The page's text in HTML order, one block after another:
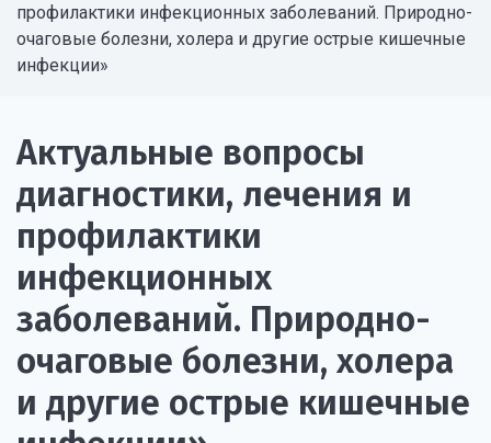
профилактики инфекционных заболеваний. Природно-
очаговые болезни, холера и другие острые кишечные
инфекции»
Актуальные вопросы
диагностики, лечения и
профилактики
инфекционных
заболеваний. Природно-
очаговые болезни, холера
и другие острые кишечные